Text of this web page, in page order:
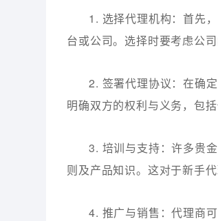
1. 选择代理机构：首先
台或公司。选择时要考虑公
2. 签署代理协议：在确
明确双方的权利与义务，包
3. 培训与支持：许多贵
则及产品知识。这对于新手
4. 推广与销售：代理商